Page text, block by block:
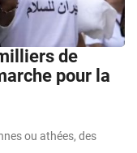
de
pour la
ou athées, des